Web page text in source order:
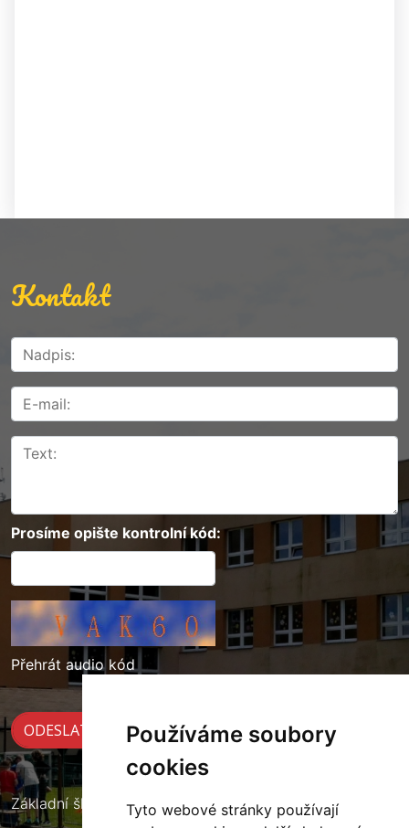
Používáme soubory
cookies
Tyto webové stránky používají
Kontakt
Prosíme opište kontrolní kód:
Přehrát audio kód
Základní škola Cerekvice nad Loučnou